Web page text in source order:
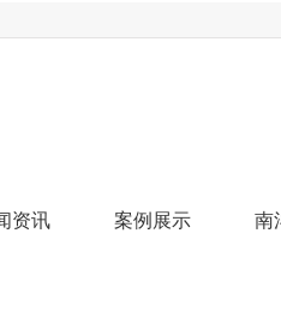
资讯 案例展示 南